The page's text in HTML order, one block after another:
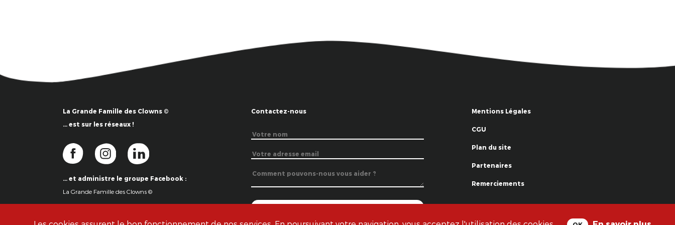
La Grande Famille des Clowns ©
… est sur les réseaux !
… et administre le groupe Facebook :
La Grande Famille des Clowns ©
Contactez-nous Mentions Légales
CGU
Plan du site
Partenaires
Remerciements